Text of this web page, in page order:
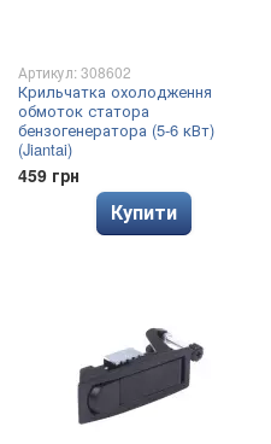
Артикул: 308602
Крильчатка охолодження
обмоток статора
бензогенератора (5-6 кВт)
(Jiantai)
459 грн
Купити